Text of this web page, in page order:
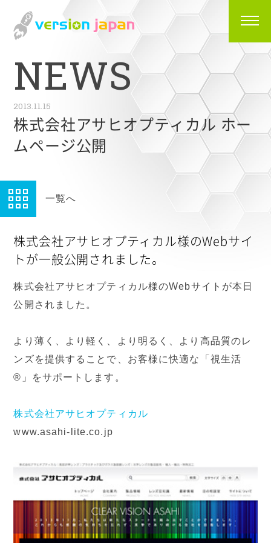
NEWS
2013.11.15
株式会社アサヒオプティカル ホー
ムページ公開
一覧へ
株式会社アサヒオプティカル様のWebサイ
トが一般公開されました。
株式会社アサヒオプティカル様のWebサイトが本日
公開されました。
より薄く、より軽く、より明るく、より高品質のレ
ンズを提供することで、お客様に快適な「視生活
®」をサポートします。
株式会社アサヒオプティカル
www.asahi-lite.co.jp